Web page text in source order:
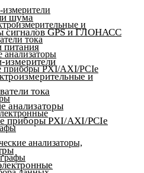
и
тока
анализаторы
приборы PXI/AXI/PCIe
анализаторы,
шума
сигналов GPS и ГЛОНАСС
питания
измерители
и
тока
анализаторы
приборы PXI/AXI/PCIe